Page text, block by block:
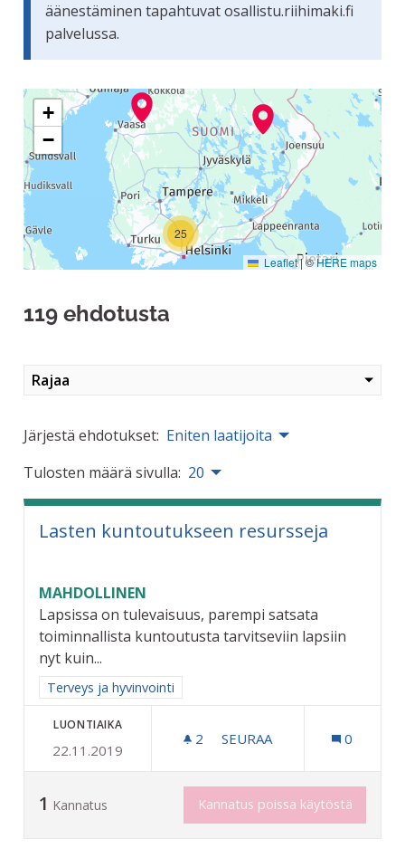
äänestäminen tapahtuvat osallistu.riihimaki.fi
palvelussa.
Seuraavassa elementissä on kartta, joka esittää
25
+
−
Leaflet|©HERE maps
119 ehdotusta
Rajaa
Järjestä ehdotukset: Eniten laatijoita
Tulosten määrä sivulla: 20
Lasten kuntoutukseen resursseja
MAHDOLLINEN
Lapsissa on tulevaisuus, parempi satsata
toiminnallista kuntoutusta tarvitseviin lapsiin
nyt kuin...
Rajaa tulokset aihepiirin mukaan: Terveys ja hyvinvointi
Terveys ja hyvinvointi
LUONTIAIKA
22.11.2019
2 2 SEURAAJAA
SEURAA 0
1 Kannatus Kannatus poissa käytöstä